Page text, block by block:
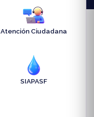
Atención Ciudadana
SIAPASF